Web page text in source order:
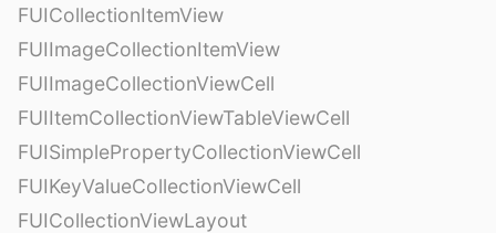
FUICollectionItemView
FUIImageCollectionItemView
FUIImageCollectionViewCell
FUIItemCollectionViewTableViewCell
FUISimplePropertyCollectionViewCell
FUIKeyValueCollectionViewCell
FUICollectionViewLayout